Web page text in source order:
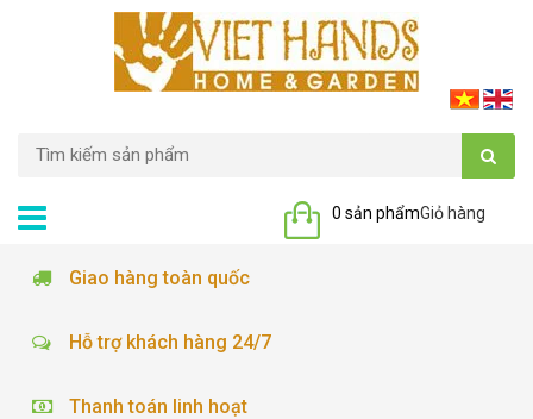
Giỏ hàng
0 sản phẩm
Giao hàng toàn quốc
Hỗ trợ khách hàng 24/7
Thanh toán linh hoạt